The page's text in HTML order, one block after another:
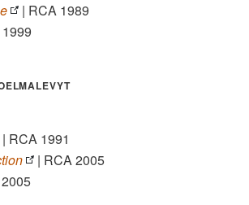
| RCA 1989
| RCA 1991
| RCA 2005